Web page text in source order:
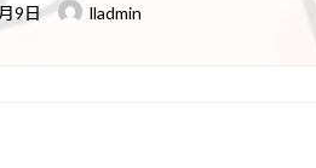
9日 lladmin